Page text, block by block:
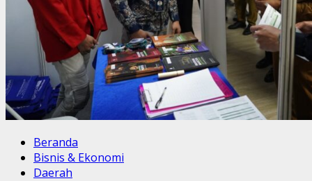
Beranda
Bisnis & Ekonomi
Daerah